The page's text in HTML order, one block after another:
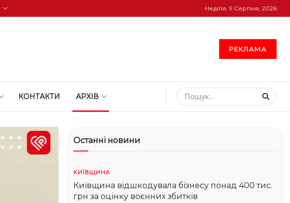
Неділя, 9 Серпня, 2026
РЕКЛАМА
КОНТАКТИ АРХІВ
Останні новини
КИЇВЩИНА
Київщина відшкодувала бізнесу понад 400 тис.
грн за оцінку воєнних збитків